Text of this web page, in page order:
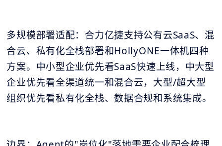
多规模部署适配：合力亿捷支持公有云SaaS、混
合云、私有化全栈部署和HollyONE一体机四种
方案。中小型企业优先看SaaS快速上线，中大型
企业优先看全渠道统一和混合云，大型/超大型
组织优先看私有化全栈、数据合规和系统集成。